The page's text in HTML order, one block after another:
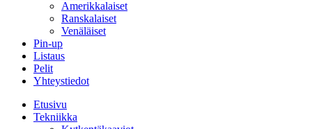
Amerikkalaiset
Ranskalaiset
Venäläiset
Pin-up
Listaus
Pelit
Yhteystiedot
Etusivu
Tekniikka